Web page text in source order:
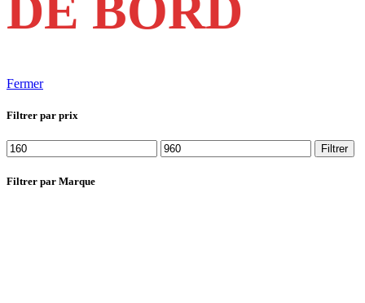
Fermer
Filtrer par prix
Prix
min
Prix
max
Filtrer
Filtrer par Marque